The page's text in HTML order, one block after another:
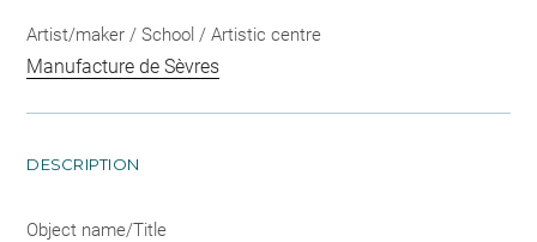
Artist/maker / School / Artistic centre
Manufacture de Sèvres
DESCRIPTION
Object name/Title